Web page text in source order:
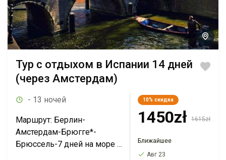
Тур с отдыхом в Испании 14 дней
(через Амстердам)
- 13 ночей
Маршрут: Берлин-
Амстердам-Брюгге*-
Брюссель-7 дней на море в
10% скидка
1450zł 1615zł
Ближайшее
Авг 23